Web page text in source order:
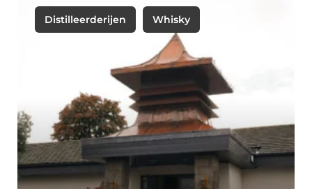
Distilleerderijen Whisky